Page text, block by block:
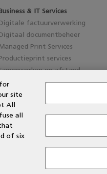
& IT Services
factuurverwerking
documentbeheer
Managed Print Services
services
op afstand
site
All
all
of six